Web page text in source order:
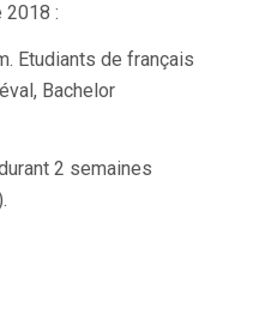
2018 :
Etudiants de français
Bachelor
2 semaines